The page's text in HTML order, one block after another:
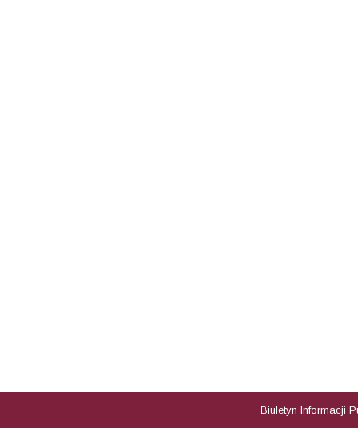
Biuletyn Informacji